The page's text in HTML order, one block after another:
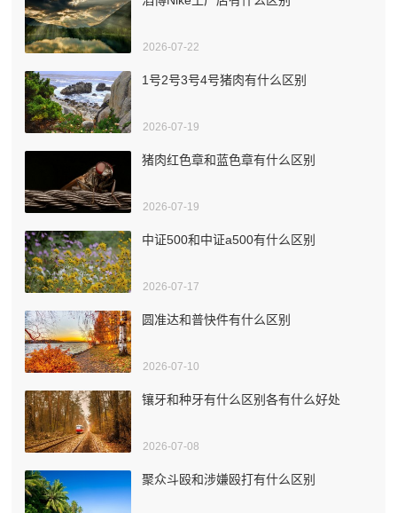
2026-07-22
1号2号3号4号猪肉有什么区别
2026-07-19
猪肉红色章和蓝色章有什么区别
2026-07-19
中证500和中证a500有什么区别
2026-07-17
圆准达和普快件有什么区别
2026-07-10
镶牙和种牙有什么区别各有什么好处
2026-07-08
聚众斗殴和涉嫌殴打有什么区别